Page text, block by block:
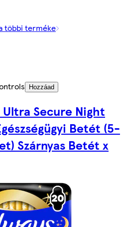
többi terméke
Hozzáad
Ultra Secure Night
Betét (5-
Szárnyas Betét x